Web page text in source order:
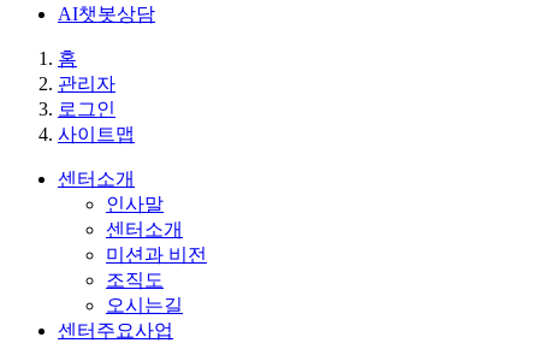
AI챗봇상담
홈
관리자
로그인
사이트맵
센터소개
인사말
센터소개
미션과 비전
조직도
오시는길
센터주요사업